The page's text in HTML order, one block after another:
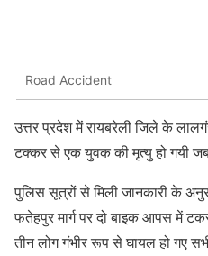
Road Accident
उत्तर प्रदेश में रायबरेली जिले के
टक्कर से एक युवक की मृत्यु हो गयी
पुलिस सूत्रों से मिली जानकारी के
फतेहपुर मार्ग पर दो बाइक आपस में
तीन लोग गंभीर रूप से घायल हो गए